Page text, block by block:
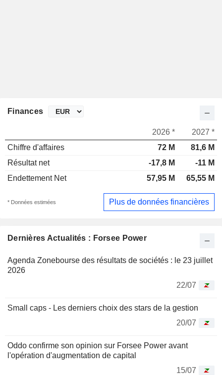
Dernières Actualités : Forsee Power
Agenda Zonebourse des résultats de sociétés : le 23 juillet
2026
22/07
Small caps - Les derniers choix des stars de la gestion
20/07
Oddo confirme son opinion sur Forsee Power avant
l'opération d'augmentation de capital
15/07
Finances
2026 *
2027 *
Chiffre d'affaires
72 M
81,6 M
Résultat net
-17,8 M
-11 M
Endettement Net
57,95 M 65,55 M
* Données estimées Plus de données financières